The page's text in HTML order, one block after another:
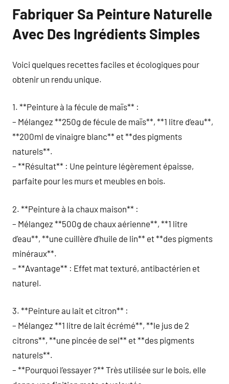
Fabriquer Sa Peinture Naturelle
Avec Des Ingrédients Simples
Voici quelques recettes faciles et écologiques pour
obtenir un rendu unique.
1. **Peinture à la fécule de maïs** :
– Mélangez **250g de fécule de maïs**, **1 litre d’eau**,
**200ml de vinaigre blanc** et **des pigments
naturels**.
– **Résultat** : Une peinture légèrement épaisse,
parfaite pour les murs et meubles en bois.
2. **Peinture à la chaux maison** :
– Mélangez **500g de chaux aérienne**, **1 litre
d’eau**, **une cuillère d’huile de lin** et **des pigments
minéraux**.
– **Avantage** : Effet mat texturé, antibactérien et
naturel.
3. **Peinture au lait et citron** :
– Mélangez **1 litre de lait écrémé**, **le jus de 2
citrons**, **une pincée de sel** et **des pigments
naturels**.
– **Pourquoi l’essayer ?** Très utilisée sur le bois, elle